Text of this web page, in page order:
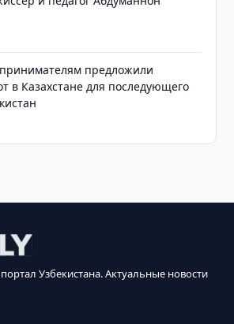
предложили
в Казахстане для последующего
Узбекистана. Актуальные новости